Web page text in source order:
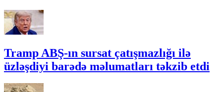
Tramp ABŞ-ın sursat çatışmazlığı ilə
üzləşdiyi barədə məlumatları təkzib etdi